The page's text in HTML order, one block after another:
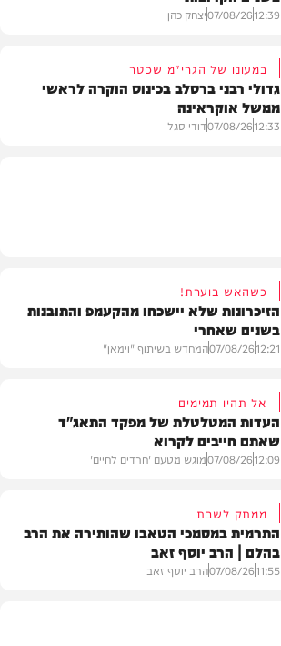
12:39
07/08/26יצחק כהן
במעונו של הגרי"מ שכטר
גדולי רבני ברסלב בכינוס הוקרה לראשי
ממשל אוקראינה
12:33
07/08/26דודי סגל
כשהאש בוערת!
הזיכרונות שלא יישכחו מהקעמפ והתובנות
בשנים שאחרי
12:21
07/08/26המחדש בשיתוף "וימאן"
אל תהיו תמימים
העדות המטלטלת של מפקד התאג"ד
שאתם חייבים לקרוא
12:09
07/08/26מוגש מטעם 'חרדים לחיים'
ממתק לשבת
התרמית במסמכי הטאבו שהותירה את הרב
בהלם | הרב יוסף זאב
11:55
07/08/26הרב יוסף זאב